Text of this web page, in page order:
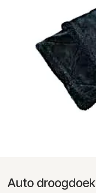
Auto droogdoek